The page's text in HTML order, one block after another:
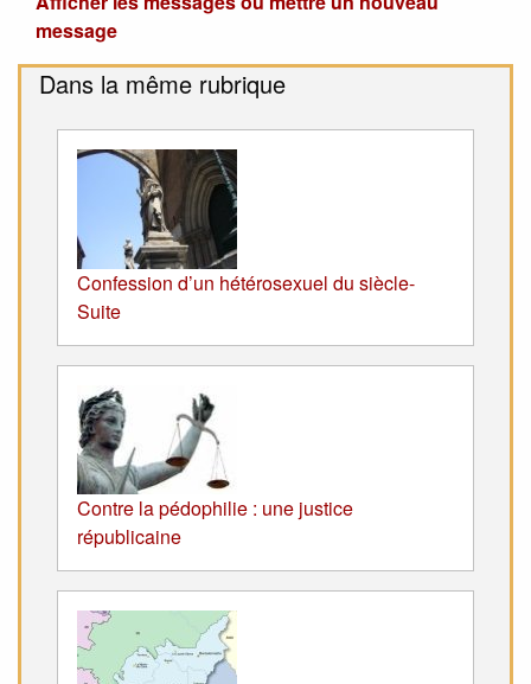
message
Dans la même rubrique
Confession d’un hétérosexuel du siècle-
Suite
Contre la pédophilie : une justice
républicaine